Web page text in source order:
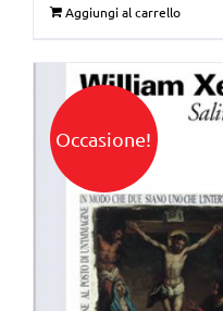
era:
€37,00.
€35,00.
Aggiungi al carrello
Occasione!